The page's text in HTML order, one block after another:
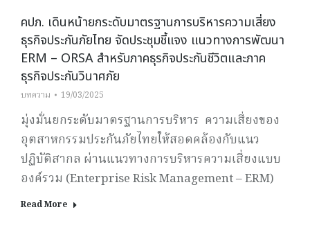
คปภ. เดินหน้ายกระดับมาตรฐานการบริหารความเสี่ยง
ธุรกิจประกันภัยไทย จัดประชุมชี้แจง แนวทางการพัฒนา
ERM – ORSA สำหรับภาคธุรกิจประกันชีวิตและภาค
ธุรกิจประกันวินาศภัย
บทความ 19/03/2025
มุ่งมั่นยกระดับมาตรฐานการบริหาร ความเสี่ยงของ
อุตสาหกรรมประกันภัยไทยให้สอดคล้องกับแนว
ปฏิบัติสากล ผ่านแนวทางการบริหารความเสี่ยงแบบ
องค์รวม (Enterprise Risk Management – ERM)
Read More